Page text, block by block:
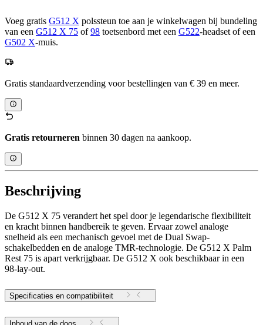
Voeg gratis G512 X polssteun toe aan je winkelwagen bij bundeling
van een G512 X 75 of98 toetsenbord met een G522-headset of een
G502 X-muis.
Gratis standaardverzending voor bestellingen van € 39 en meer.
Gratis retourneren binnen 30 dagen na aankoop.
Beschrijving
De G512 X 75 verandert het spel door je legendarische flexibiliteit
en kracht binnen handbereik te geven. Ervaar zowel analoge
snelheid als een mechanisch gevoel met de Dual Swap-
schakelbedden en de analoge TMR-technologie. De G512 X Palm
Rest 75 is apart verkrijgbaar. De G512 X ook beschikbaar in een
98-lay-out.
Specificaties en compatibiliteit